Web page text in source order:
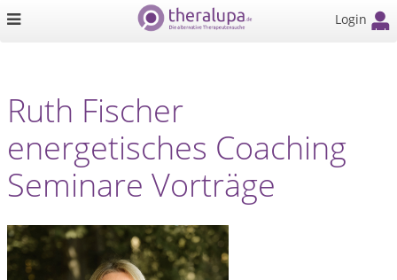
Login
Ruth Fischer
energetisches Coaching
Seminare Vorträge